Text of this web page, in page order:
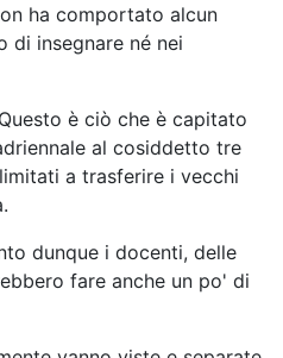
ha comportato alcun
di insegnare né nei
è ciò che è capitato
al cosiddetto tre
a trasferire i vecchi
dunque i docenti, delle
fare anche un po' di